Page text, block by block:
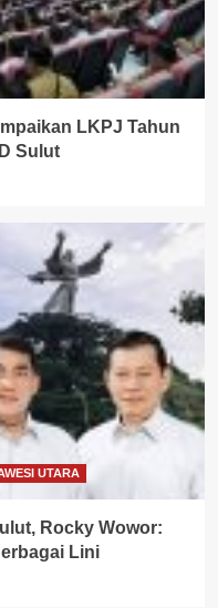
LKPJ Tahun
Sulut
UTARA
Rocky Wowor:
Lini